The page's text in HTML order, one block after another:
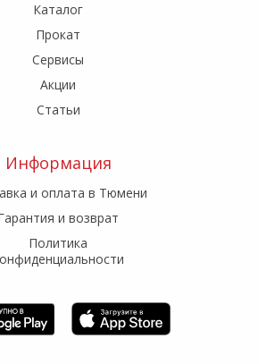
Каталог
Прокат
Сервисы
Акции
Статьи
Информация
и оплата в Тюмени
и возврат
Политика